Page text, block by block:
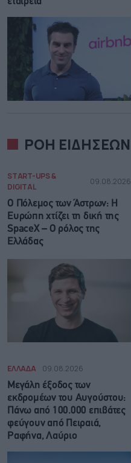
ΡΟΗ ΕΙΔΗΣΕΩΝ
START-UPS &
DIGITAL
09.08.2026
Ο Πόλεμος των Άστρων: Η
Ευρώπη χτίζει τη δική της
SpaceX – Ο ρόλος της
Ελλάδας
ΕΛΛΑΔΑ 09.08.2026
Μεγάλη έξοδος των
εκδρομέων του Αυγούστου:
Πάνω από 100.000 επιβάτες
φεύγουν από Πειραιά,
Ραφήνα, Λαύριο